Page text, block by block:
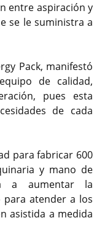
entre aspiración y
se le suministra a
Pack, manifestó
de calidad,
pues esta
de cada
para fabricar 600
y mano de
a aumentar la
para atender a los
asistida a medida